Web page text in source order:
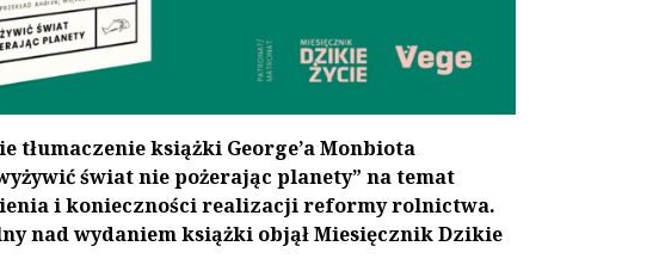
tłumaczenie książki Georgeʼa Monbiota
świat nie pożerając planety” na temat
i konieczności realizacji reformy rolnictwa.
nad wydaniem książki objął Miesięcznik Dzikie